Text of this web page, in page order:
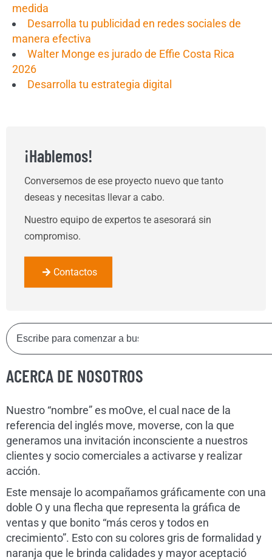
medida
Desarrolla tu publicidad en redes sociales de
manera efectiva
Walter Monge es jurado de Effie Costa Rica
2026
Desarrolla tu estrategia digital
¡Hablemos!
Conversemos de ese proyecto nuevo que tanto
deseas y necesitas llevar a cabo.
Nuestro equipo de expertos te asesorará sin
compromiso.
Contactos
ACERCA DE NOSOTROS
Nuestro “nombre” es moOve, el cual nace de la
referencia del inglés move, moverse, con la que
generamos una invitación inconsciente a nuestros
clientes y socio comerciales a activarse y realizar
acción.
Este mensaje lo acompañamos gráficamente con una
doble O y una flecha que representa la gráfica de
ventas y que bonito “más ceros y todos en
crecimiento”. Esto con su colores gris de formalidad y
naranja que le brinda calidades y mayor aceptació